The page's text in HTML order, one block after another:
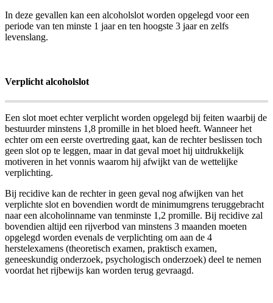
In deze gevallen kan een alcoholslot worden opgelegd voor een
periode van ten minste 1 jaar en ten hoogste 3 jaar en zelfs
levenslang.
Verplicht alcoholslot
Een slot moet echter verplicht worden opgelegd bij feiten waarbij de
bestuurder minstens 1,8 promille in het bloed heeft. Wanneer het
echter om een eerste overtreding gaat, kan de rechter beslissen toch
geen slot op te leggen, maar in dat geval moet hij uitdrukkelijk
motiveren in het vonnis waarom hij afwijkt van de wettelijke
verplichting.
Bij recidive kan de rechter in geen geval nog afwijken van het
verplichte slot en bovendien wordt de minimumgrens teruggebracht
naar een alcoholinname van tenminste 1,2 promille. Bij recidive zal
bovendien altijd een rijverbod van minstens 3 maanden moeten
opgelegd worden evenals de verplichting om aan de 4
herstelexamens (theoretisch examen, praktisch examen,
geneeskundig onderzoek, psychologisch onderzoek) deel te nemen
voordat het rijbewijs kan worden terug gevraagd.